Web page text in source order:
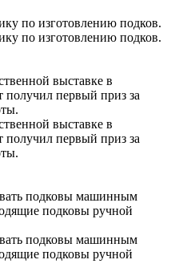
по изготовлению подков.
по изготовлению подков.
выставке в
получил первый приз за
выставке в
получил первый приз за
подковы машинным
подковы ручной
подковы машинным
подковы ручной